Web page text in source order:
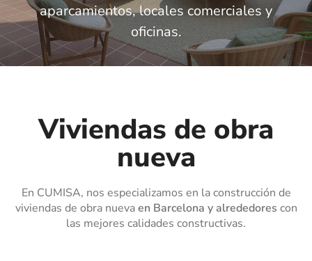
aparcamientos, locales comerciales y
oficinas.
Viviendas de obra
nueva
En CUMISA, nos especializamos en la construcción de
viviendas de obra nuevaen Barcelona y alrededores con
las mejores calidades constructivas.